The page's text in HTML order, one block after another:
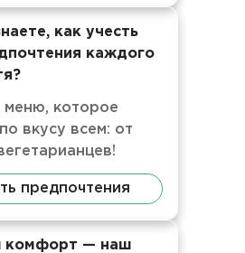
как учесть
каждого
меню, которое
вкусу всем: от
предпочтения
комфорт — наш